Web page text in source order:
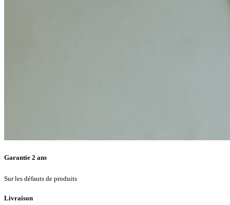
Garantie 2 ans
Sur les défauts de produits
Livraison